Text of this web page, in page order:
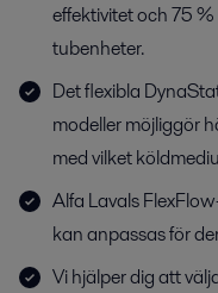
effektivitet och 75
tubenheter.
Det flexibla
modeller möjliggör
med vilket
Alfa Lavals
kan anpassas för
Vi hjälper dig att